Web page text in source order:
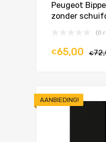
Peugeot
zonder
(0
€
€65,00
AANBIEDING!